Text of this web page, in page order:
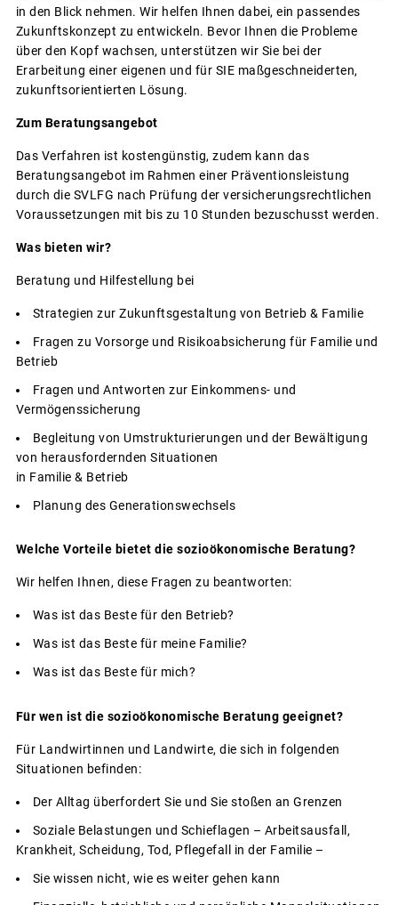
in den Blick nehmen. Wir helfen Ihnen dabei, ein passendes
Zukunftskonzept zu entwickeln. Bevor Ihnen die Probleme
über den Kopf wachsen, unterstützen wir Sie bei der
Erarbeitung einer eigenen und für SIE maßgeschneiderten,
zukunftsorientierten Lösung.
Zum Beratungsangebot
Das Verfahren ist kostengünstig, zudem kann das
Beratungsangebot im Rahmen einer Präventionsleistung
durch die SVLFG nach Prüfung der versicherungsrechtlichen
Voraussetzungen mit bis zu 10 Stunden bezuschusst werden.
Was bieten wir?
Beratung und Hilfestellung bei
Strategien zur Zukunftsgestaltung von Betrieb & Familie
Fragen zu Vorsorge und Risikoabsicherung für Familie und
Betrieb
Fragen und Antworten zur Einkommens- und
Vermögenssicherung
Begleitung von Umstrukturierungen und der Bewältigung
von herausfordernden Situationen
in Familie & Betrieb
Planung des Generationswechsels
Welche Vorteile bietet die sozioökonomische Beratung?
Wir helfen Ihnen, diese Fragen zu beantworten:
Was ist das Beste für den Betrieb?
Was ist das Beste für meine Familie?
Was ist das Beste für mich?
Für wen ist die sozioökonomische Beratung geeignet?
Für Landwirtinnen und Landwirte, die sich in folgenden
Situationen befinden:
Der Alltag überfordert Sie und Sie stoßen an Grenzen
Soziale Belastungen und Schieflagen – Arbeitsausfall,
Krankheit, Scheidung, Tod, Pflegefall in der Familie –
Sie wissen nicht, wie es weiter gehen kann